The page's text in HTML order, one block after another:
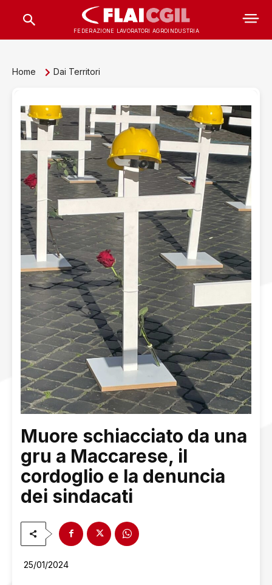
FEDERAZIONE LAVORATORI AGROINDUSTRIA
Home Dai Territori
Muore schiacciato da una
gru a Maccarese, il
cordoglio e la denuncia
dei sindacati
25/01/2024